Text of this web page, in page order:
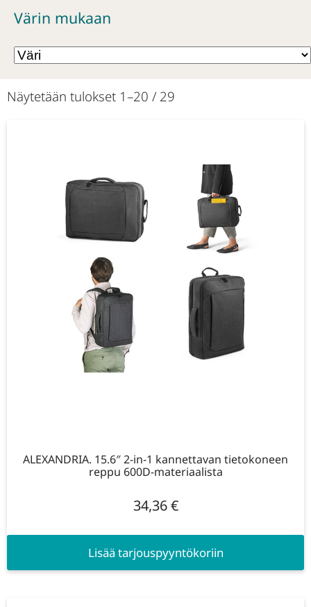
Värin mukaan
Näytetään tulokset 1–20 / 29
ALEXANDRIA. 15.6″ 2-in-1 kannettavan tietokoneen
reppu 600D-materiaalista
34,36€
Lisää tarjouspyyntökoriin